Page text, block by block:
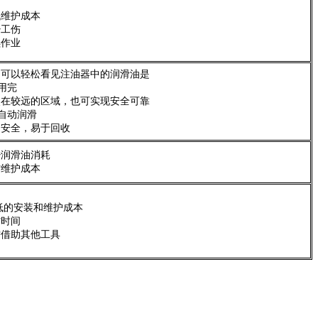
护成本
伤
业
以轻松看见注油器中的润滑油是
完
较远的区域，也可实现安全可靠
动润滑
全，易于回收
滑油消耗
护成本
安装和维护成本
间
助其他工具